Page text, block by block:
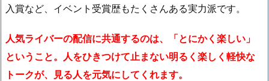
入賞など、イベント受賞歴もたくさんある実力派です。
人気ライバーの配信に共通するのは、「とにかく楽しい」
ということ。人をひきつけて止まない明るく楽しく軽快な
トークが、見る人を元気にしてくれます。